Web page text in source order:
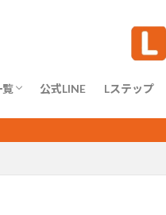
覧
したい
代行を依頼したい
ントになりたい
公式LINE Lステップ
小ネタ
公式アカウント Lステップ